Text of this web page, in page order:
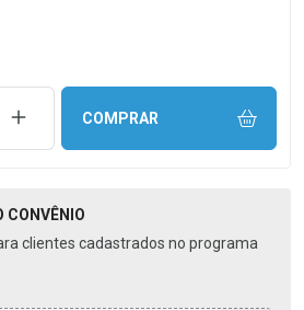
AUMENTAR UMA UNIDADE
COMPRAR
CONVÊNIO
clientes cadastrados no programa